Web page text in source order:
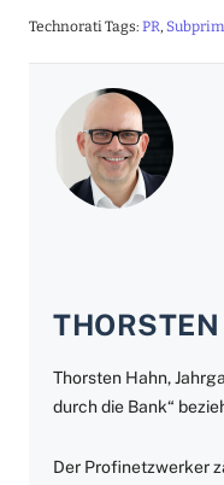
Technorati Tags: PR,
Thorsten Hahn,
durch die Bank“
Der Profinetzwerker